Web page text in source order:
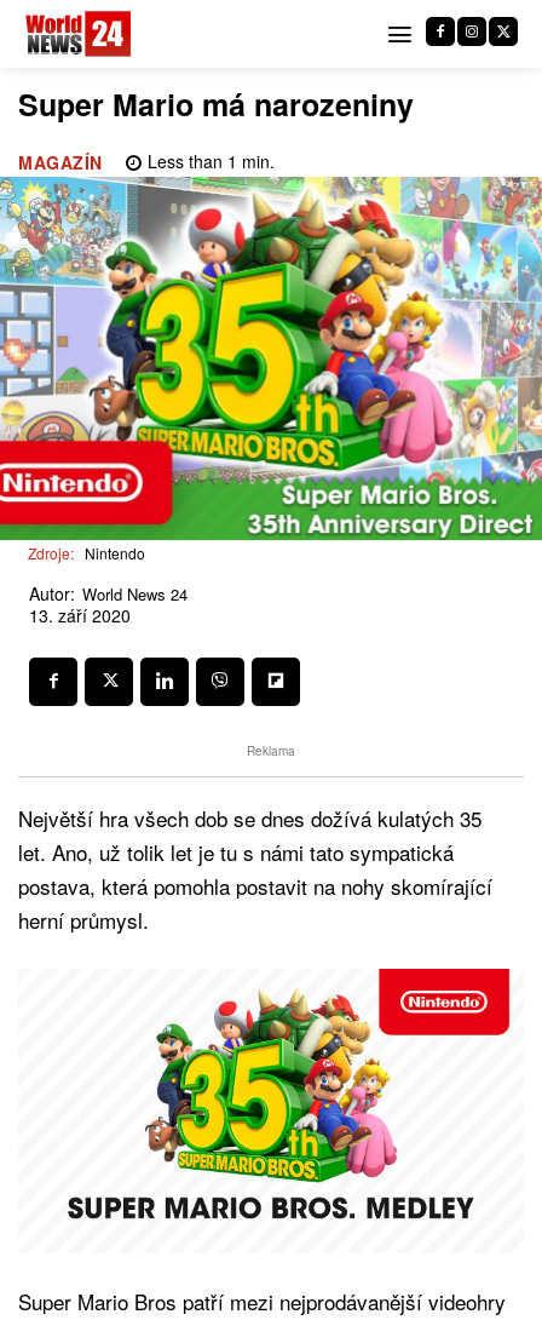
Super Mario má narozeniny
MAGAZÍN Less than 1 min.
Zdroje: Nintendo
Autor: World News 24
13. září 2020
Reklama
Největší hra všech dob se dnes dožívá kulatých 35
let. Ano, už tolik let je tu s námi tato sympatická
postava, která pomohla postavit na nohy skomírající
herní průmysl.
Super Mario Bros patří mezi nejprodávanější videohry